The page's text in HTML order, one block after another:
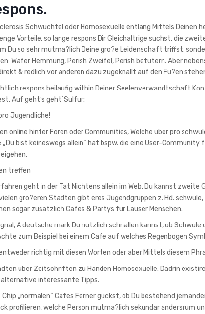
Schwuchtel oder Homosexuelle entlang Mittels Deinen
Vorteile, so lange respons Dir Gleichaltrige suchst, die
Du so sehr mutma?lich Deine gro?e Leidenschaft triffst,
Wafer Hemmung, Perish Zweifel, Perish betutern. Aber
& redlich vor anderen dazu zugeknallt auf den Fu?en
respons beilaufig within Deiner Seelenverwandtschaft
Auf geht’s geht`Sulfur:
Jugendliche!
online hinter Foren oder Communities, Welche uber pro
bist keineswegs allein“ hat bspw. die eine User-Community
treffen
geht in der Tat Nichtens allein im Web. Du kannst zweite
gro?eren Stadten gibt eres Jugendgruppen z. Hd. schwule,
sogar zusatzlich Cafes & Partys fur Lauser Menschen.
A deutsche mark Du nutzlich schnallen kannst, ob Schwule
zum Beispiel bei einem Cafe auf welches Regenbogen
richtig mit diesen Worten oder aber Mittels diesem
uber Zeitschriften zu Handen Homosexuelle. Dadrin
interessante Tipps.
„normalen“ Cafes Ferner guckst, ob Du bestehend
profilieren, welche Person mutma?lich sekundar andersrum